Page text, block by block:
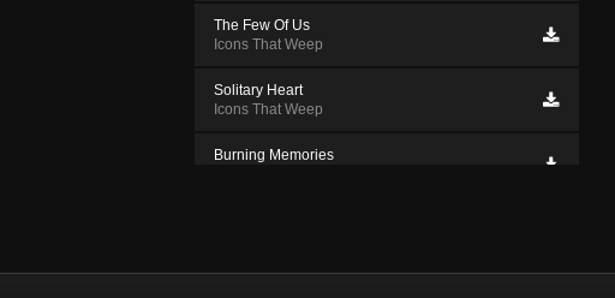
The Few Of Us
Icons That Weep
Solitary Heart
Icons That Weep
Burning Memories